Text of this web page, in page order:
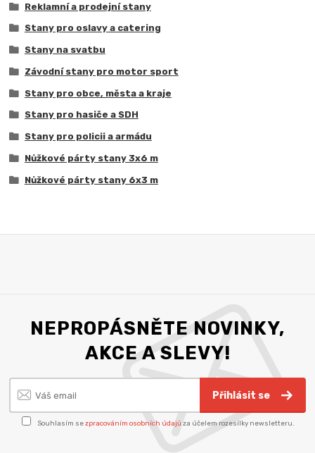
Reklamní a prodejní stany
Stany pro oslavy a catering
Stany na svatbu
Závodní stany pro motor sport
Stany pro obce, města a kraje
Stany pro hasiče a SDH
Stany pro policii a armádu
Nůžkové párty stany 3x6 m
Nůžkové párty stany 6x3 m
NEPROPÁSNĚTE NOVINKY,
AKCE A SLEVY!
Přihlásit se
Souhlasím sezpracováním osobních údajů za účelem rozesílky newsletteru.